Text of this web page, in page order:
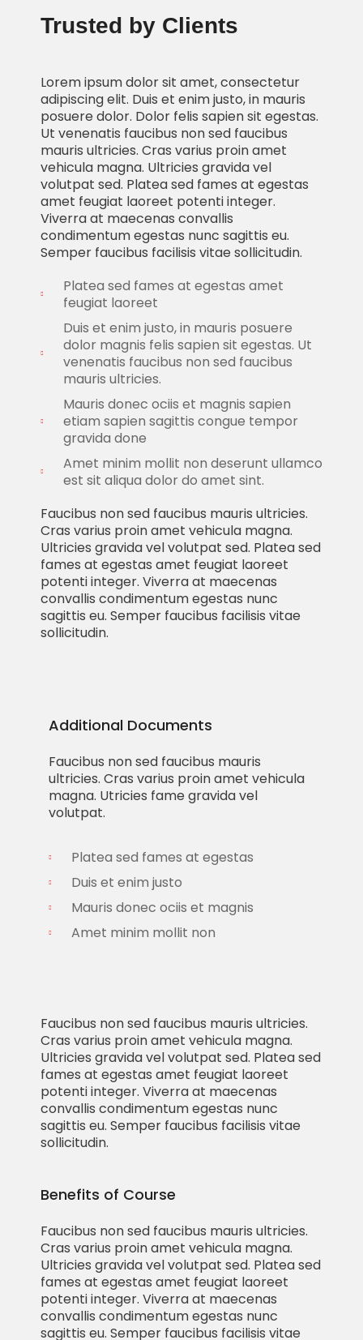
Trusted by Clients
Lorem ipsum dolor sit amet, consectetur
adipiscing elit. Duis et enim justo, in mauris
posuere dolor. Dolor felis sapien sit egestas.
Ut venenatis faucibus non sed faucibus
mauris ultricies. Cras varius proin amet
vehicula magna. Ultricies gravida vel
volutpat sed. Platea sed fames at egestas
amet feugiat laoreet potenti integer.
Viverra at maecenas convallis
condimentum egestas nunc sagittis eu.
Semper faucibus facilisis vitae sollicitudin.
Platea sed fames at egestas amet
feugiat laoreet
Duis et enim justo, in mauris posuere
dolor magnis felis sapien sit egestas. Ut
venenatis faucibus non sed faucibus
mauris ultricies.
Mauris donec ociis et magnis sapien
etiam sapien sagittis congue tempor
gravida done
Amet minim mollit non deserunt ullamco
est sit aliqua dolor do amet sint.
Faucibus non sed faucibus mauris ultricies.
Cras varius proin amet vehicula magna.
Ultricies gravida vel volutpat sed. Platea sed
fames at egestas amet feugiat laoreet
potenti integer. Viverra at maecenas
convallis condimentum egestas nunc
sagittis eu. Semper faucibus facilisis vitae
sollicitudin.
Additional Documents
Faucibus non sed faucibus mauris
ultricies. Cras varius proin amet vehicula
magna. Utricies fame gravida vel
volutpat.
Platea sed fames at egestas
Duis et enim justo
Mauris donec ociis et magnis
Amet minim mollit non
Faucibus non sed faucibus mauris ultricies.
Cras varius proin amet vehicula magna.
Ultricies gravida vel volutpat sed. Platea sed
fames at egestas amet feugiat laoreet
potenti integer. Viverra at maecenas
convallis condimentum egestas nunc
sagittis eu. Semper faucibus facilisis vitae
sollicitudin.
Benefits of Course
Faucibus non sed faucibus mauris ultricies.
Cras varius proin amet vehicula magna.
Ultricies gravida vel volutpat sed. Platea sed
fames at egestas amet feugiat laoreet
potenti integer. Viverra at maecenas
convallis condimentum egestas nunc
sagittis eu. Semper faucibus facilisis vitae